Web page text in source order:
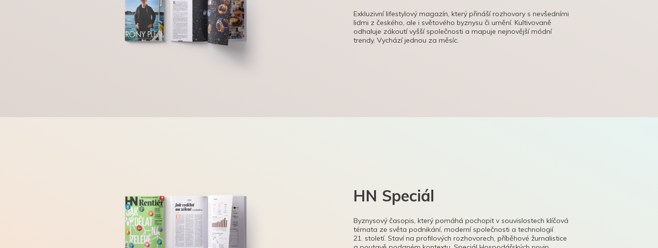
Exkluzivní lifestylový magazín, který přináší rozhovory s nevšedními
lidmi z českého, ale i světového byznysu či umění. Kultivovaně
odhaluje zákoutí vyšší společnosti a mapuje nejnovější módní
trendy. Vychází jednou za měsíc.
HN Speciál
Byznysový časopis, který pomáhá pochopit v souvislostech klíčová
témata ze světa podnikání, moderní společnosti a technologií
21. století. Staví na profilových rozhovorech, příběhové žurnalistice